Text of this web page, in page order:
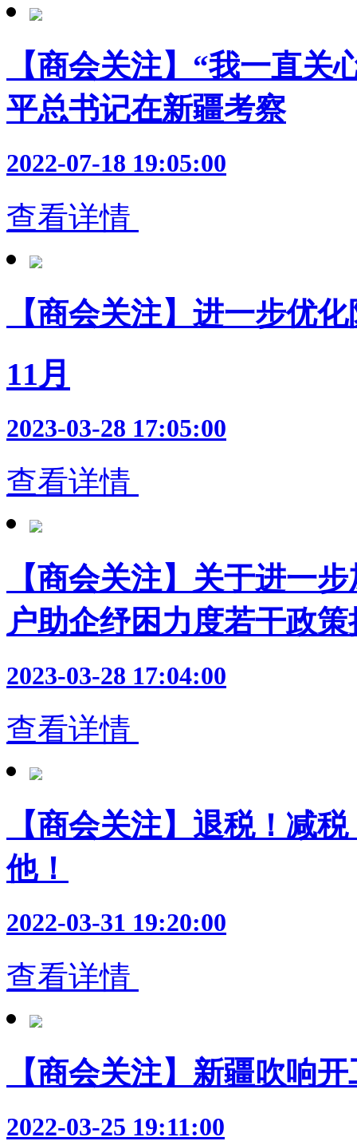
【商会关注】​“我一直
平总书记在新疆考察
2022-07-18 19:05:00
查看详情
【商会关注】进一步优
11月
2023-03-28 17:05:00
查看详情
【商会关注】关于进一
户助企纾困力度若干政策
2023-03-28 17:04:00
查看详情
【商会关注】退税！减
他！
2022-03-31 19:20:00
查看详情
【商会关注】新疆吹响
2022-03-25 19:11:00